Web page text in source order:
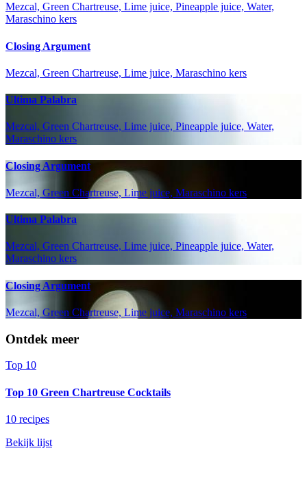
Mezcal, Green Chartreuse, Lime juice, Pineapple juice, Water,
Maraschino kers
Closing Argument
Mezcal, Green Chartreuse, Lime juice, Maraschino kers
Ultima Palabra
Mezcal, Green Chartreuse, Lime juice, Pineapple juice, Water,
Maraschino kers
Closing Argument
Mezcal, Green Chartreuse, Lime juice, Maraschino kers
Ultima Palabra
Mezcal, Green Chartreuse, Lime juice, Pineapple juice, Water,
Maraschino kers
Closing Argument
Mezcal, Green Chartreuse, Lime juice, Maraschino kers
Ontdek meer
Top 10
Top 10 Green Chartreuse Cocktails
10 recipes
Bekijk lijst